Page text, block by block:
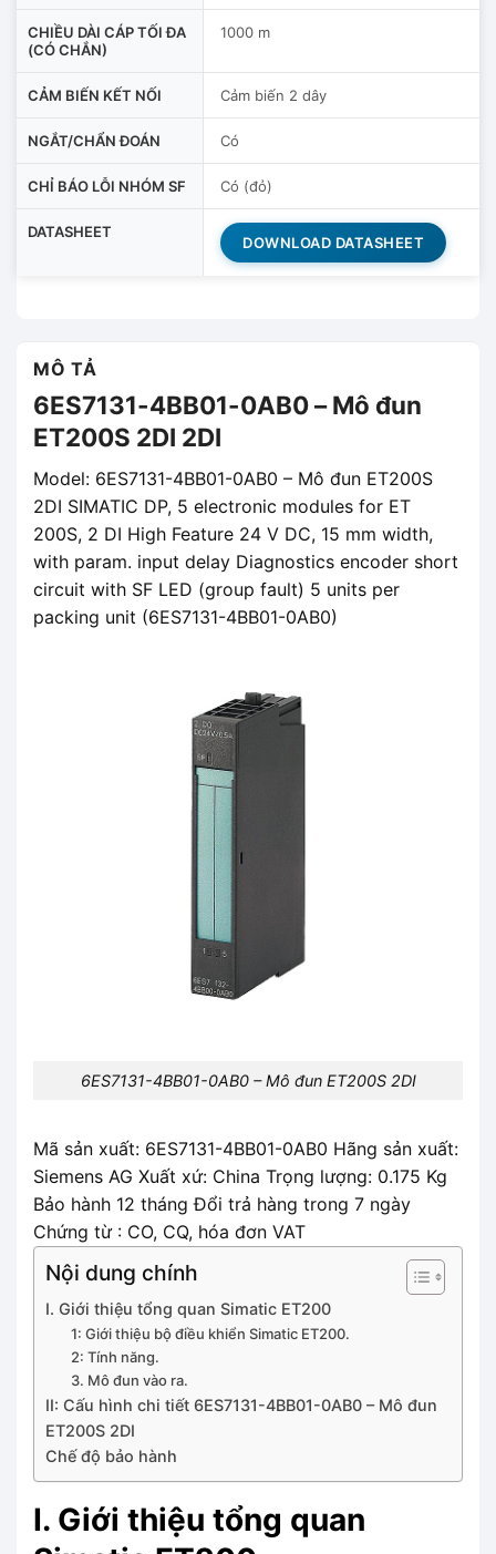
CHIỀU DÀI CÁP TỐI ĐA
(CÓ CHẮN)
1000 m
CẢM BIẾN KẾT NỐI Cảm biến 2 dây
NGẮT/CHẨN ĐOÁN Có
CHỈ BÁO LỖI NHÓM SF Có (đỏ)
DATASHEET
DOWNLOAD DATASHEET
MÔ TẢ
6ES7131-4BB01-0AB0 – Mô đun
ET200S 2DI 2DI
Model: 6ES7131-4BB01-0AB0 – Mô đun ET200S
2DI SIMATIC DP, 5 electronic modules for ET
200S, 2 DI High Feature 24 V DC, 15 mm width,
with param. input delay Diagnostics encoder short
circuit with SF LED (group fault) 5 units per
packing unit (6ES7131-4BB01-0AB0)
6ES7131-4BB01-0AB0 – Mô đun ET200S 2DI
Mã sản xuất: 6ES7131-4BB01-0AB0 Hãng sản xuất:
Siemens AG Xuất xứ: China Trọng lượng: 0.175 Kg
Bảo hành 12 tháng Đổi trả hàng trong 7 ngày
Chứng từ : CO, CQ, hóa đơn VAT
Nội dung chính
I. Giới thiệu tổng quan Simatic ET200
1: Giới thiệu bộ điều khiển Simatic ET200.
2: Tính năng.
3. Mô đun vào ra.
II: Cấu hình chi tiết 6ES7131-4BB01-0AB0 – Mô đun
ET200S 2DI
Chế độ bảo hành
I. Giới thiệu tổng quan